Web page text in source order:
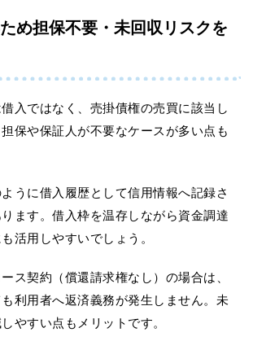
め担保不要・未回収リスクを
入ではなく、売掛債権の売買に該当し
保や保証人が不要なケースが多い点も
うに借入履歴として信用情報へ記録さ
ます。借入枠を温存しながら資金調達
活用しやすいでしょう。
ス契約（償還請求権なし）の場合は、
利用者へ返済義務が発生しません。未
やすい点もメリットです。